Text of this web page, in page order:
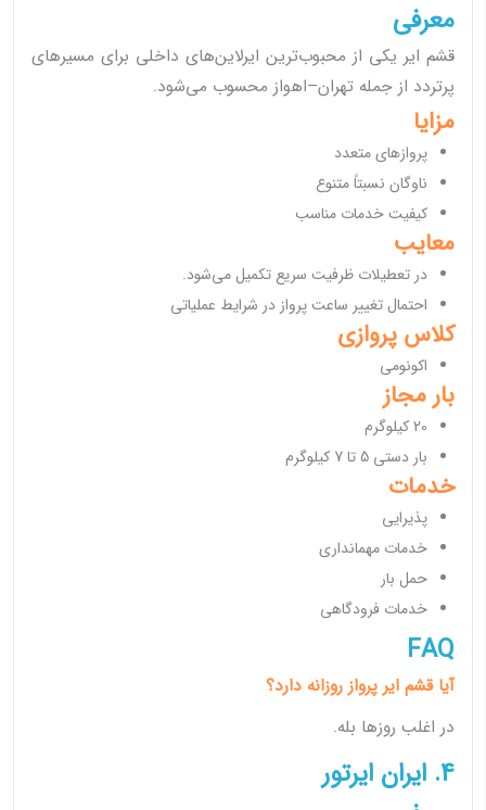
معرفی
قشم ایر یکی از محبوب‌ترین ایرلاین‌های داخلی برای مسیرهای
پرتردد از جمله تهران–اهواز محسوب می‌شود.
مزایا
پروازهای متعدد
ناوگان نسبتاً متنوع
کیفیت خدمات مناسب
معایب
در تعطیلات ظرفیت سریع تکمیل می‌شود.
احتمال تغییر ساعت پرواز در شرایط عملیاتی
کلاس پروازی
اکونومی
بار مجاز
20 کیلوگرم
بار دستی 5 تا 7 کیلوگرم
خدمات
پذیرایی
خدمات مهمانداری
حمل بار
خدمات فرودگاهی
FAQ
آیا قشم ایر پرواز روزانه دارد؟
در اغلب روزها بله.
4. ایران ایرتور